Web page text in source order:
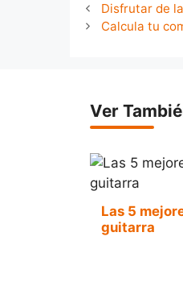
Disfrutar de
Calcula tu
Ver
Las 5
guitarra